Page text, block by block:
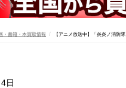
・書籍・本買取情報 【アニメ放送中】「炎炎ノ消防
日